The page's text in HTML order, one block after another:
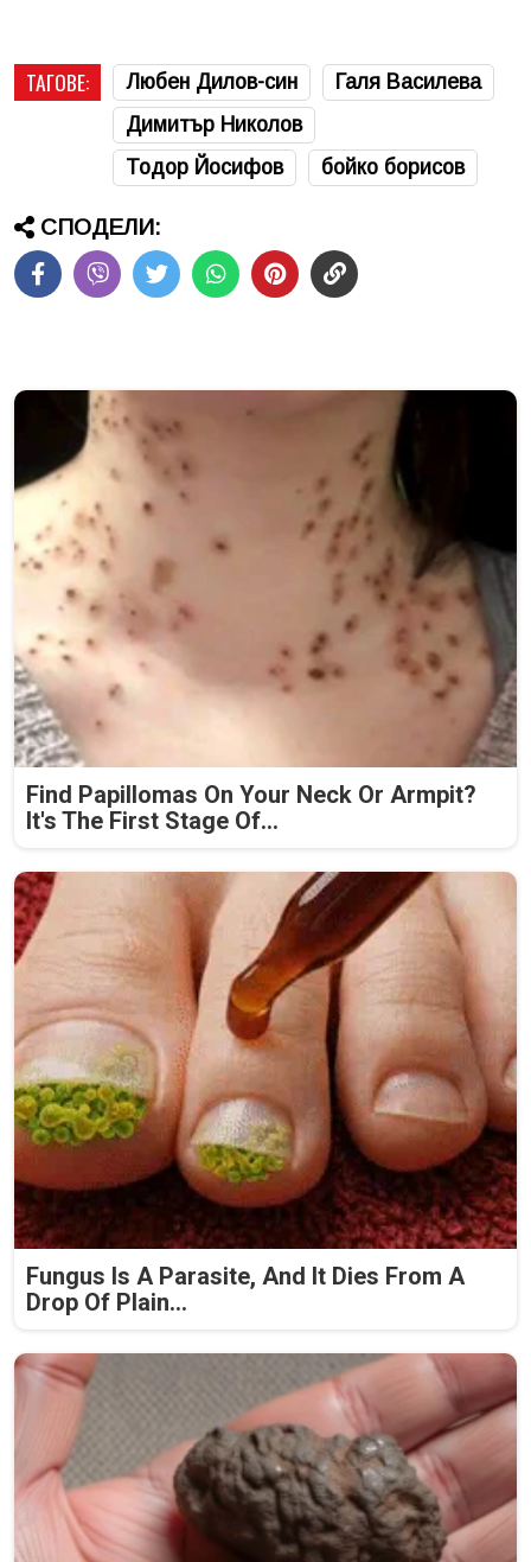
ТАГОВЕ: Любен Дилов-син
Галя Василева
Димитър Николов
Тодор Йосифов
бойко борисов
СПОДЕЛИ:
Find Papillomas On Your Neck Or Armpit?
It's The First Stage Of...
Fungus Is A Parasite, And It Dies From A
Drop Of Plain...